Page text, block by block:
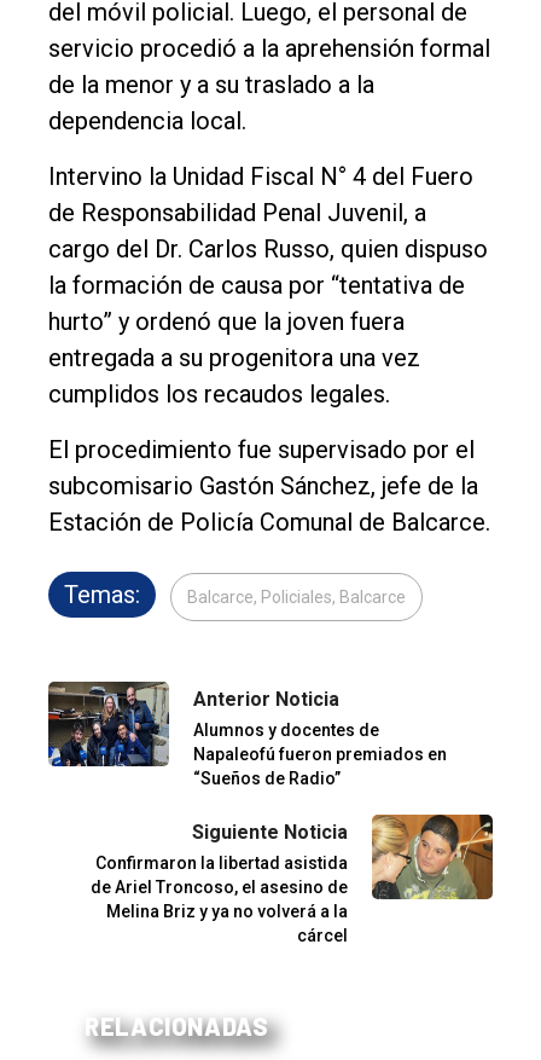
del móvil policial. Luego, el personal de
servicio procedió a la aprehensión formal
de la menor y a su traslado a la
dependencia local.
Intervino la Unidad Fiscal N° 4 del Fuero
de Responsabilidad Penal Juvenil, a
cargo del Dr. Carlos Russo, quien dispuso
la formación de causa por “tentativa de
hurto” y ordenó que la joven fuera
entregada a su progenitora una vez
cumplidos los recaudos legales.
El procedimiento fue supervisado por el
subcomisario Gastón Sánchez, jefe de la
Estación de Policía Comunal de Balcarce.
Temas: Balcarce, Policiales, Balcarce
Anterior Noticia
Alumnos y docentes de
Napaleofú fueron premiados en
“Sueños de Radio”
Siguiente Noticia
Confirmaron la libertad asistida
de Ariel Troncoso, el asesino de
Melina Briz y ya no volverá a la
cárcel
RELACIONADAS